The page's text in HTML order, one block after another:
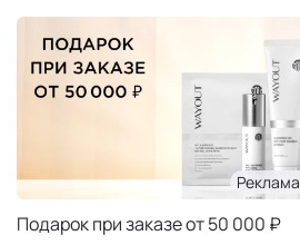
Реклама
Подарок при заказе от 50 000 ₽